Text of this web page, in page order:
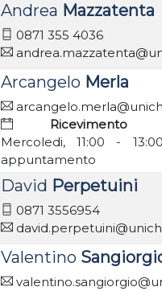
Andrea Mazzatenta
0871 355 4036
Arcangelo Merla
Ricevimento
Mercoledi, 11:00 -
appuntamento
David Perpetuini
0871 3556954
Valentino